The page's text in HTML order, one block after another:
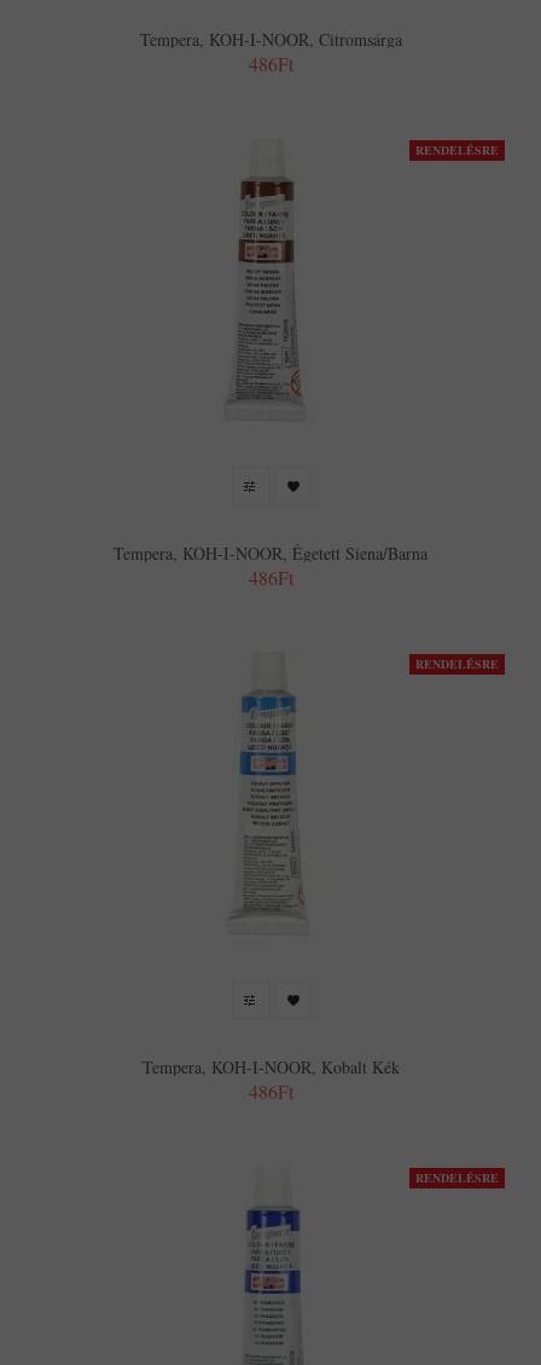
Tempera, KOH-I-NOOR, Citromsárga
486Ft
RENDELÉSRE
Tempera, KOH-I-NOOR, Égetett Siena/barna
486Ft
RENDELÉSRE
Tempera, KOH-I-NOOR, Kobalt Kék
486Ft
RENDELÉSRE